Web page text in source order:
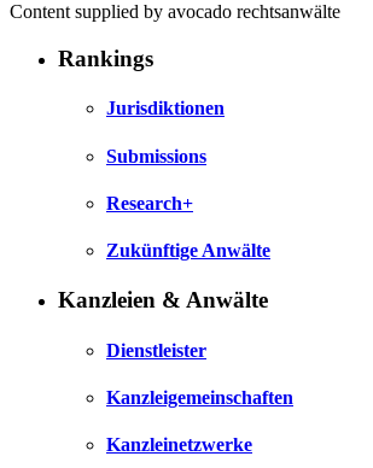
Content supplied by avocado rechtsanwälte
Rankings
Jurisdiktionen
Submissions
Research+
Zukünftige Anwälte
Kanzleien & Anwälte
Dienstleister
Kanzleigemeinschaften
Kanzleinetzwerke